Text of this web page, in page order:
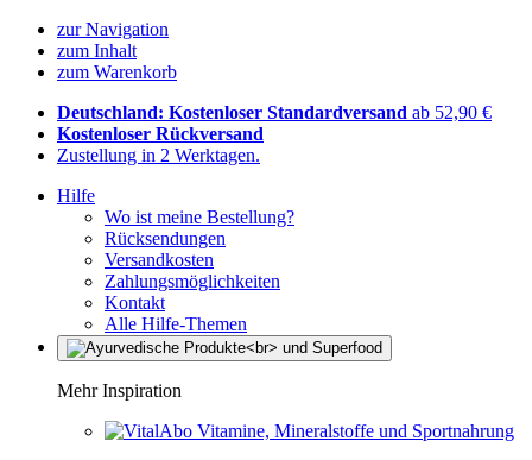
zur Navigation
zum Inhalt
zum Warenkorb
Deutschland: Kostenloser Standardversand ab 52,90 €
Kostenloser Rückversand
Zustellung in 2 Werktagen.
Hilfe
Wo ist meine Bestellung?
Rücksendungen
Versandkosten
Zahlungsmöglichkeiten
Kontakt
Alle Hilfe-Themen
Mehr Inspiration
Vitamine, Mineralstoffe und Sportnahrung